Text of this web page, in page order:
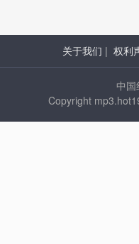
关于我们 | 权利
中
Copyright